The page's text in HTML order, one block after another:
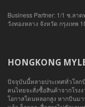
Business Partner: 1/1 ซ.ลา
วังทองหลาง จังหวัด กรุงเทพ
HONGKONG
ปัจจุบันนี้หลายประเทศทั่วโลก
คนไทยจะสั่งซื้อสินค้าจากโรง
โอกาสโดนหลอกสูง หากบินม